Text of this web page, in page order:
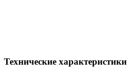
Технические характеристики